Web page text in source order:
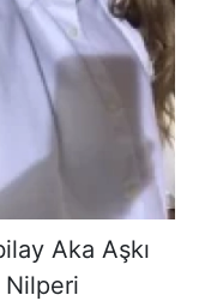
Aka Aşkı
Nilperi